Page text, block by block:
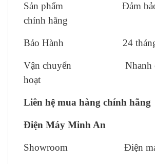
Sản phẩm Đảm bảo
chính hãng
Bảo Hành 24
Vận chuyển Nhanh
hoạt
Liên hệ mua hàng chính hãng
Điện Máy Minh An
Showroom Điện máy